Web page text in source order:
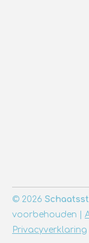
© 2026
voorbehouden |
Privacyverklaring